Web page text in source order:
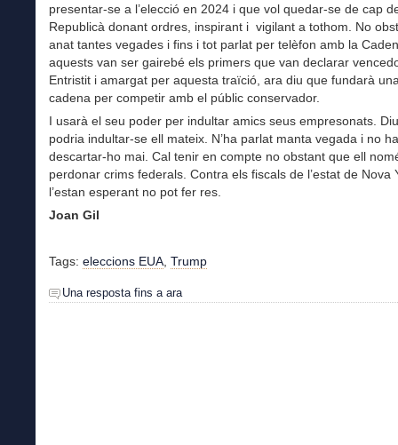
presentar-se a l’elecció en 2024 i que vol quedar-se de cap
Republicà donant ordres, inspirant i vigilant a tothom. No
anat tantes vegades i fins i tot parlat per telèfon amb la
aquests van ser gairebé els primers que van declarar
Entristit i amargat per aquesta traïció, ara diu que fundarà
cadena per competir amb el públic conservador.
I usarà el seu poder per indultar amics seus empresonats.
podria indultar-se ell mateix. N’ha parlat manta vegada i no
descartar-ho mai. Cal tenir en compte no obstant que ell
perdonar crims federals. Contra els fiscals de l’estat de Nova
l’estan esperant no pot fer res.
Joan Gil
Tags: eleccions EUA Trump
Una resposta fins a ara